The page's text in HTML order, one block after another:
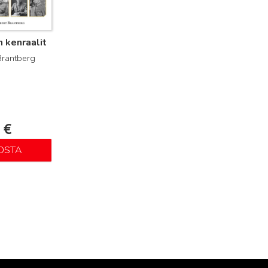
kenraalit
€